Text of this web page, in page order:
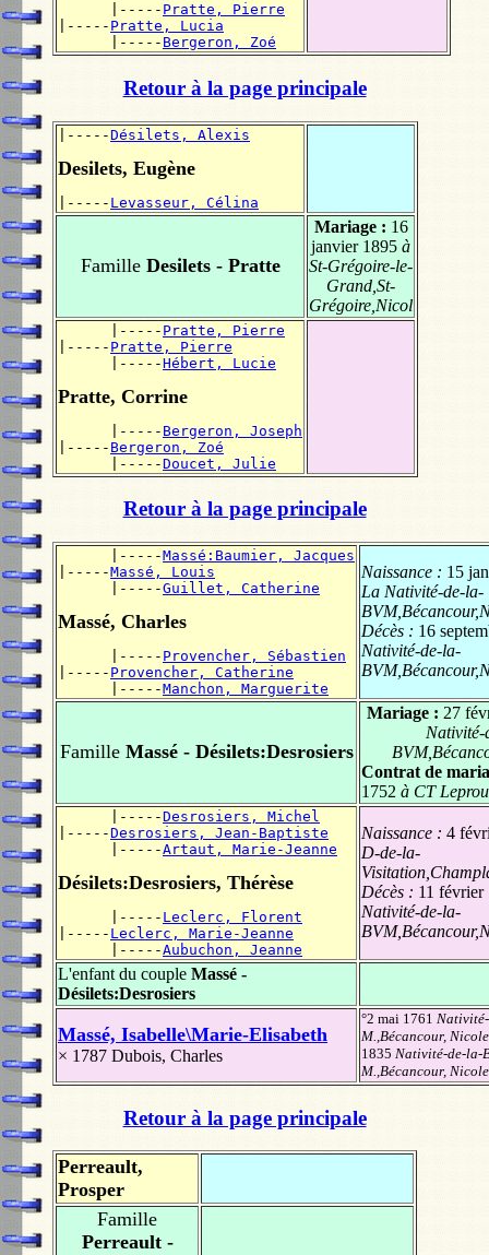
      |-----
Pratte, Pierre
|----- Pratte, Lucia
      |-----
Bergeron, Zoé
Retour à la page principale
|-----Désilets, Alexis
Desilets, Eugène
|----- Levasseur, Célina
FamilleDesilets - Pratte
Mariage : 16
janvier 1895 à
St-Grégoire-le-
Grand,St-
Grégoire,Nicol
      |-----
Pratte, Pierre
|----- Pratte, Pierre
      |-----
Hébert, Lucie
Pratte, Corrine
      |-----
Bergeron, Joseph
|----- Bergeron, Zoé
      |-----
Doucet, Julie
Retour à la page principale
      |-----
Massé:Baumier, Jacques
|-----Massé, Louis
      |-----
Guillet, Catherine
Massé, Charles
      |-----
Provencher, Sébastien
|----- Provencher, Catherine
      |-----
Manchon, Marguerite
Naissance : 15
La Nativité-de-la-
Décès : 16
Nativité-de-la-
FamilleMassé - Désilets:Desrosiers
Mariage : 27
Nativité-
Contrat de
1752 à CT
      |-----
Desrosiers, Michel
|-----Desrosiers, Jean-Baptiste
      |-----
Artaut, Marie-Jeanne
Désilets:Desrosiers, Thérèse
      |-----
Leclerc, Florent
|----- Leclerc, Marie-Jeanne
      |-----
Aubuchon, Jeanne
Naissance : 4
D-de-la-
Décès : 11 février
Nativité-de-la-
L'enfant du couple Massé -
Désilets:Desrosiers
Massé, Isabelle\Marie-Elisabeth
× 1787 Dubois, Charles
°2 mai 1761
M.,Bécancour,
1835 Nativité-de-la-
M.,Bécancour,
Retour à la page principale
Perreault,
Prosper
Famille
Perreault -